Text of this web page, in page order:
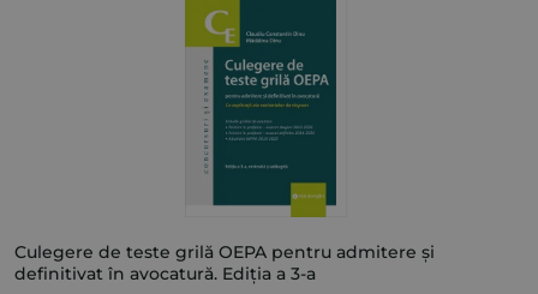
Culegere de teste grilă OEPA pentru admitere și
definitivat în avocatură. Ediția a 3-a